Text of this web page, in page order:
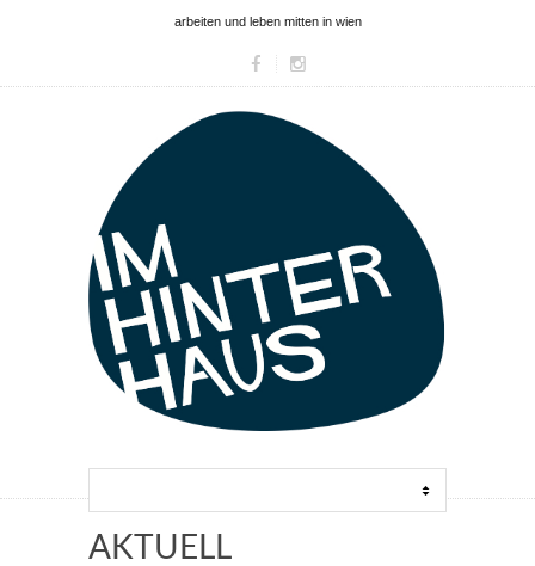
arbeiten und leben mitten in wien
AKTUELL